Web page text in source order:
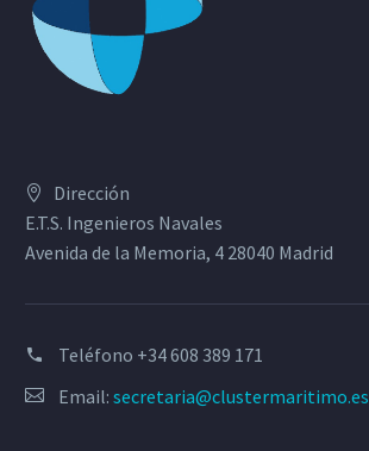
Dirección
E.T.S. Ingenieros Navales
Avenida de la Memoria, 4 28040 Madrid
Teléfono +34 608 389 171
Email: secretaria@clustermaritimo.es